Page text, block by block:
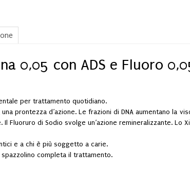
0,05 con ADS e Fluoro
per trattamento quotidiano.
prontezza d’azione. Le frazioni di DNA aumentano la
Fluoruro di Sodio svolge un’azione remineralizzante.
e a chi è più soggetto a carie.
completa il trattamento.